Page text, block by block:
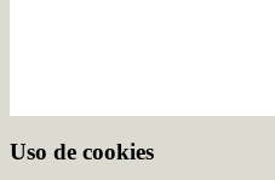
Uso de cookies